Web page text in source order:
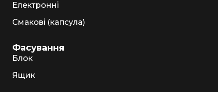
Електронні
Смакові (капсула)
Фасування
Блок
Ящик